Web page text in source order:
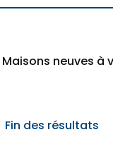
Maisons neuves à
Fin des résultats